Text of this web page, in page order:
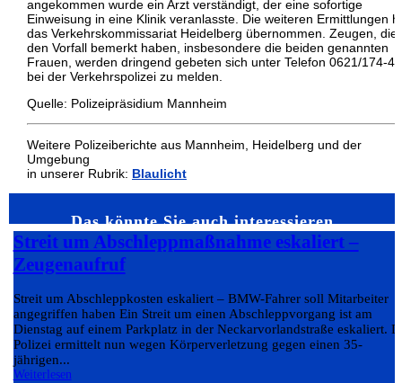
angekommen wurde ein Arzt verständigt, der eine sofortige
Einweisung in eine Klinik veranlasste. Die weiteren Ermittlungen
das Verkehrskommissariat Heidelberg übernommen. Zeugen, die
den Vorfall bemerkt haben, insbesondere die beiden genannten
Frauen, werden dringend gebeten sich unter Telefon 0621/174-
bei der Verkehrspolizei zu melden.
Quelle: Polizeipräsidium Mannheim
Weitere Polizeiberichte aus Mannheim, Heidelberg und der
Umgebung
in unserer Rubrik: Blaulicht
Das könnte Sie auch interessieren…
Streit um Abschleppmaßnahme eskaliert –
Zeugenaufruf
Streit um Abschleppkosten eskaliert – BMW-Fahrer soll Mitarbeiter
angegriffen haben Ein Streit um einen Abschleppvorgang ist am
Dienstag auf einem Parkplatz in der Neckarvorlandstraße eskaliert.
Polizei ermittelt nun wegen Körperverletzung gegen einen 35-
jährigen...
Weiterlesen